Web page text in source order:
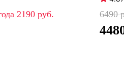
2190 6490